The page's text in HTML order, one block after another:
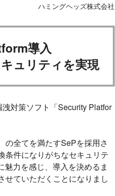
ハミングヘッズ株式会社
導入
ュリティを実現
対策ソフト「Security Platfor
の全てを満たすSePを採用さ
条件になりがちなセキュリテ
力を感じ、導入を決めるま
せていただくことになりまし